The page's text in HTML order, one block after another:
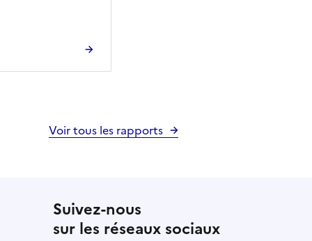
Voir tous les rapports
Suivez-nous
sur les réseaux sociaux